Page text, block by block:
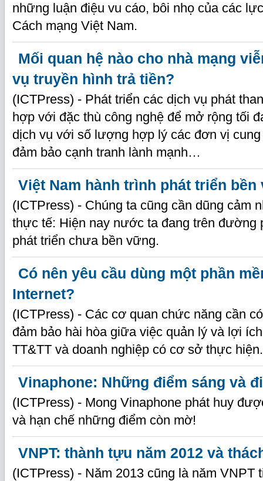
những luận điệu vu cáo, bôi nhọ của các
Cách mạng Việt Nam.
Mối quan hệ nào cho nhà mạng
vụ truyền hình trả tiền?
(ICTPress) - Phát triển các dịch vụ phát
hợp với đặc thù công nghệ để mở rộng tối
dịch vụ với số lượng hợp lý các đơn vị
đảm bảo cạnh tranh lành mạnh…
Việt Nam hành trình phát triển bền
(ICTPress) - Chúng ta cũng cần dũng cảm
thực tế: Hiện nay nước ta đang trên đường
phát triển chưa bền vững.
Có nên yêu cầu dùng một phần
Internet?
(ICTPress) - Các cơ quan chức năng cần
đảm bảo hài hòa giữa việc quản lý và lợi
TT&TT và doanh nghiệp có cơ sở thực hiện.
Vinaphone: Những điểm sáng và
(ICTPress) - Mong Vinaphone phát huy
và hạn chế những điểm còn mờ!
VNPT: thành tựu năm 2012 và
(ICTPress) - Năm 2013 cũng là năm VNPT